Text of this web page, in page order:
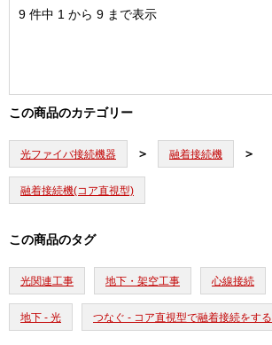
9 件中 1 から 9 まで表示
この商品のカテゴリー
光ファイバ接続機器 融着接続機
融着接続機(コア直視型)
この商品のタグ
光関連工事 地下・架空工事 心線接続
地下 - 光 つなぐ - コア直視型で融着接続をする